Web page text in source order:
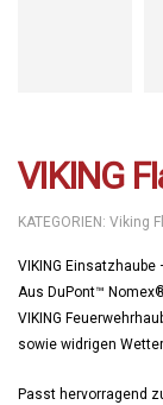
VIKING
KATEGORIEN: Viking
VIKING Einsatzhaube
Aus DuPont™
VIKING
sowie widrigen
Passt hervorragend